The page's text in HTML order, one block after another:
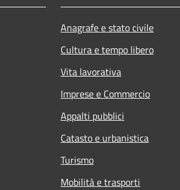
Anagrafe e stato civile
Cultura e tempo libero
Vita lavorativa
Imprese e Commercio
Appalti pubblici
Catasto e urbanistica
Turismo
Mobilità e trasporti